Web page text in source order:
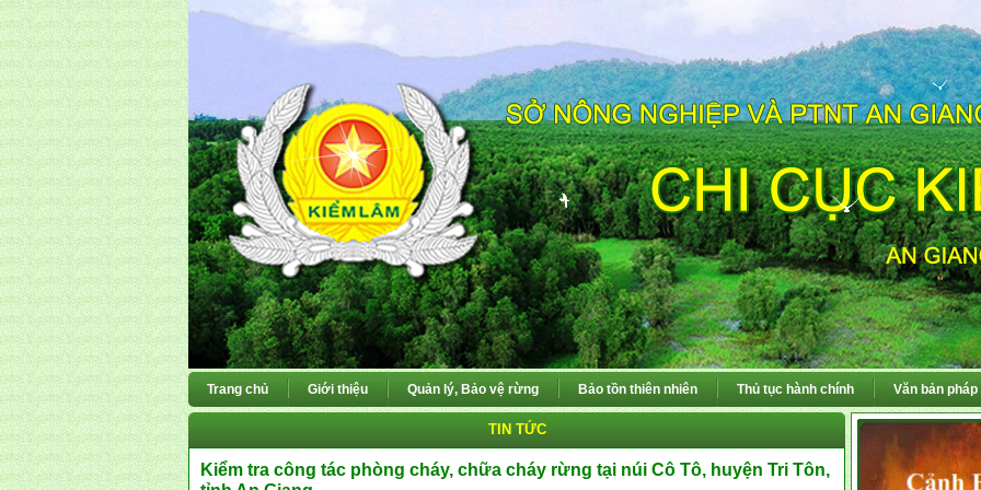
Trang chủ Giới thiệu Quản lý, Bảo vệ rừng Bảo tồn thiên nhiên Thủ tục hành chính Văn bản pháp
TIN TỨC
Kiểm tra công tác phòng cháy, chữa cháy rừng tại núi Cô Tô, huyện Tri Tôn,